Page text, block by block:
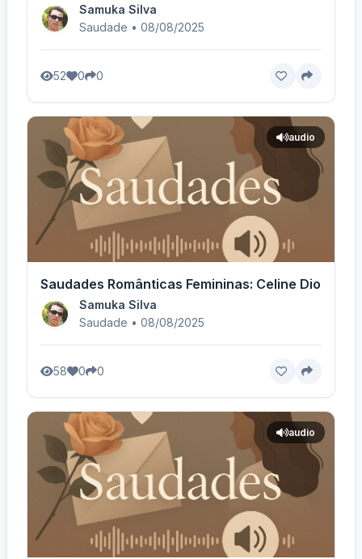
Samuka Silva
Saudade • 08/08/2025
52 0 0
audio
Saudades Românticas Femininas: Celine Dion -
Samuka Silva
Saudade • 08/08/2025
58 0 0
audio